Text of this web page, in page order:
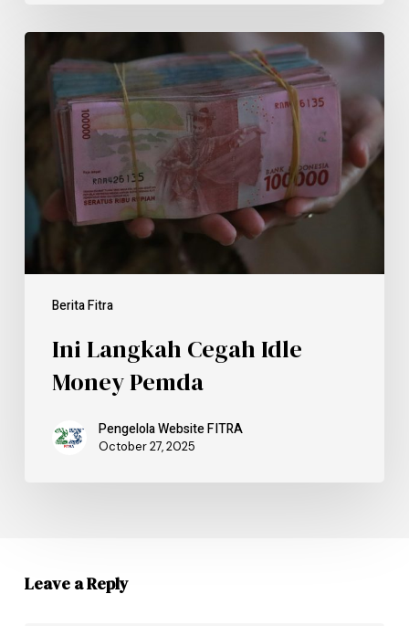
Berita Fitra
Ini Langkah Cegah Idle
Money Pemda
Pengelola Website FITRA
October 27, 2025
Leave a Reply